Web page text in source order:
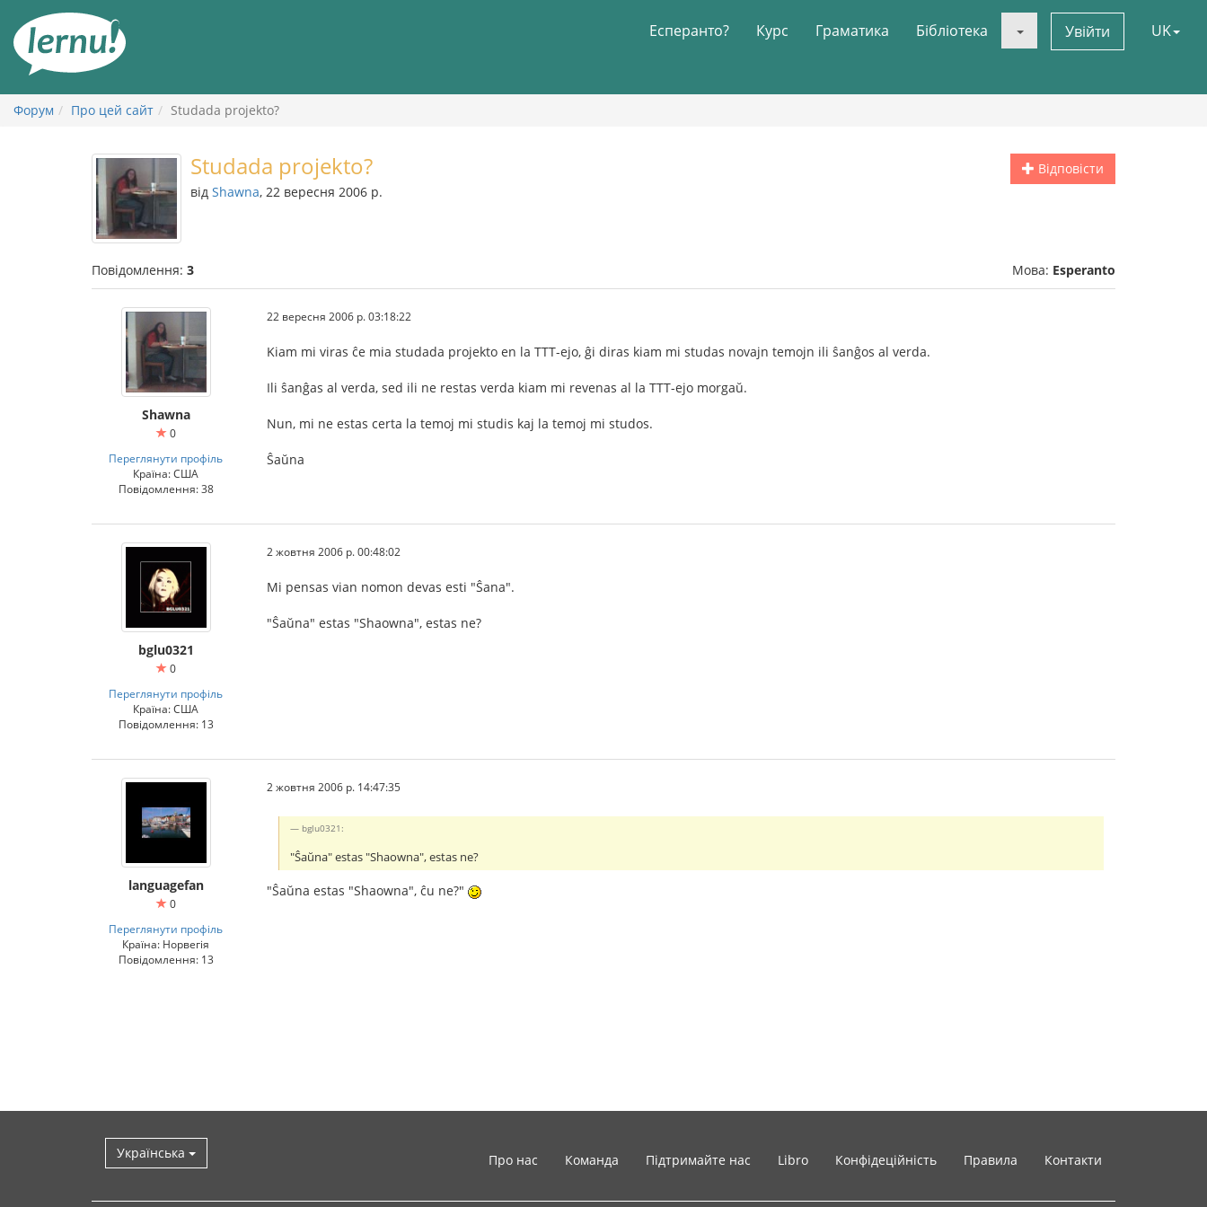
змісту
Есперанто? Курс Граматика Бібліотека Увійти UK
Форум Про цей сайт Studada projekto?
Відповісти
Studada projekto?
від Shawna, 22 вересня 2006 р.
Повідомлення: 3 Мова: Esperanto
Shawna
0
Переглянути профіль
Країна: США
Повідомлення: 38
22 вересня 2006 р. 03:18:22
Kiam mi viras ĉe mia studada projekto en la TTT-ejo, ĝi diras kiam mi studas novajn temojn ili ŝanĝos al verda.
Ili ŝanĝas al verda, sed ili ne restas verda kiam mi revenas al la TTT-ejo morgaŭ.
Nun, mi ne estas certa la temoj mi studis kaj la temoj mi studos.
Ŝaŭna
bglu0321
0
Переглянути профіль
Країна: США
Повідомлення: 13
2 жовтня 2006 р. 00:48:02
Mi pensas vian nomon devas esti "Ŝana".
"Ŝaŭna" estas "Shaowna", estas ne?
languagefan
0
Переглянути профіль
Країна: Норвегія
Повідомлення: 13
2 жовтня 2006 р. 14:47:35
bglu0321:
"Ŝaŭna" estas "Shaowna", estas ne?
"Ŝaŭna estas "Shaowna", ĉu ne?"
Українська Про нас Команда Підтримайте нас Libro Конфідеційність Правила Контакти